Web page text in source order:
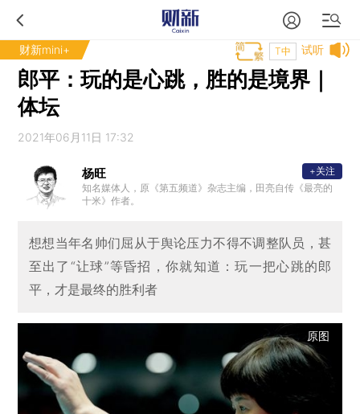
财新mini+ 试听
T中
郎平：玩的是心跳，胜的是境界｜
体坛
2021年06月11日 17:32
杨旺
知名媒体人，原《第五频道》杂志主编，田亮自传《最亮的
十米》作者。
+关注
想想当年名帅们屈从于舆论压力不得不调整队员，甚
至出了“让球”等昏招，你就知道：玩一把心跳的郎
平，才是最终的胜利者
原图